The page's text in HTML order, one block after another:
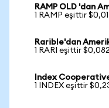
RAMP OLD 'dan
1 RAMP eşittir
Rarible'dan
1 RARI eşittir
Index
1 INDEX eşittir